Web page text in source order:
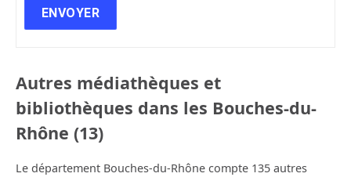
Autres médiathèques et
bibliothèques dans les Bouches-du-
Rhône (13)
Le département Bouches-du-Rhône compte 135 autres